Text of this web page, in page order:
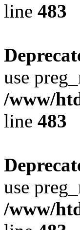
line 483
use
/www/
line 483
use
/www/